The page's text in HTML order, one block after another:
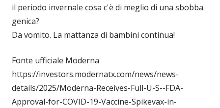
il periodo invernale cosa c'è di meglio di una sbobba
genica?
Da vomito. La mattanza di bambini continua!
Fonte ufficiale Moderna
https://investors.modernatx.com/news/news-
details/2025/Moderna-Receives-Full-U-S--FDA-
Approval-for-COVID-19-Vaccine-Spikevax-in-